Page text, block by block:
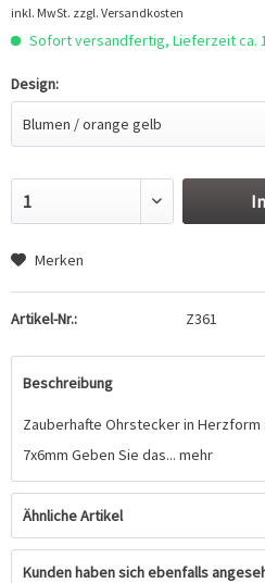
inkl. MwSt. zzgl. Versandkosten
Sofort versandfertig, Lieferzeit ca.
Design:
Merken
Artikel-Nr.: Z361
Beschreibung
Zauberhafte Ohrstecker in Herzform
7x6mm Geben Sie das... mehr
Ähnliche Artikel
Kunden haben sich ebenfalls